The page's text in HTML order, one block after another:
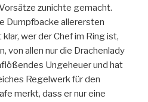
zunichte gemacht.
Dumpfbacke allerersten
wer der Chef im Ring ist,
von allen nur die Drachenlady
Ungeheuer und hat
Regelwerk für den
merkt, dass er nur eine